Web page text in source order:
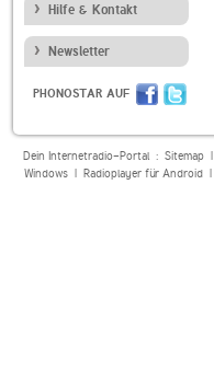
Hilfe & Kontakt
Newsletter
PHONOSTAR AUF
Dein Internetradio-Portal : Sitemap|
Windows| Radioplayer für Android|